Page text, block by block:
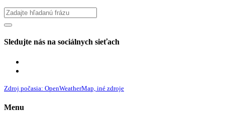
Sledujte nás na sociálnych sieťach
Zdroj počasia: OpenWeatherMap, iné zdroje
Menu